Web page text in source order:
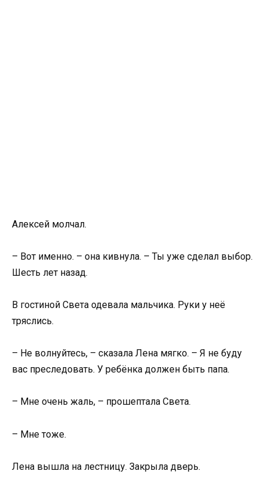
Алексей молчал.
– Вот именно. – она кивнула. – Ты уже сделал выбор.
Шесть лет назад.
В гостиной Света одевала мальчика. Руки у неё
тряслись.
– Не волнуйтесь, – сказала Лена мягко. – Я не буду
вас преследовать. У ребёнка должен быть папа.
– Мне очень жаль, – прошептала Света.
– Мне тоже.
Лена вышла на лестницу. Закрыла дверь.